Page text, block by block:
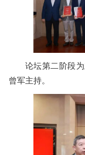
论坛第二阶段
曾军主持。